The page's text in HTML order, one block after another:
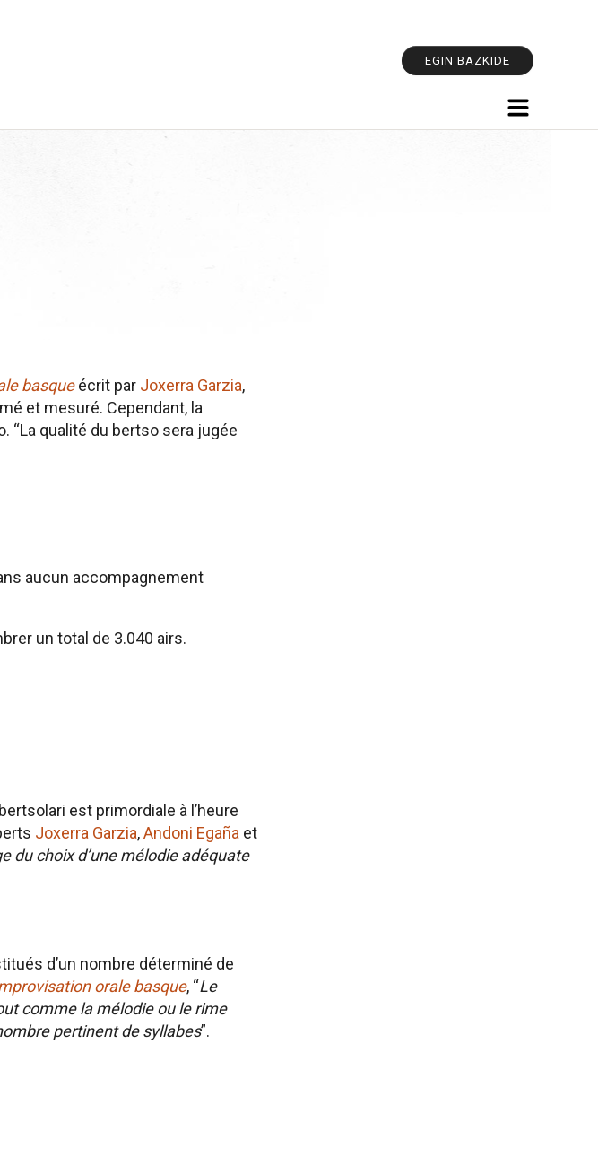
EGIN BAZKIDE
basqueécrit par Joxerra Garzia,
et mesuré. Cependant, la
“La qualité du bertso sera jugée
aucun accompagnement
un total de 3.040 airs.
est primordiale à l’heure
Joxerra Garzia,Andoni Egaña et
du choix d’une mélodie adéquate
d’un nombre déterminé de
orale basque, “Le
comme la mélodie ou le rime
pertinent de syllabes”.